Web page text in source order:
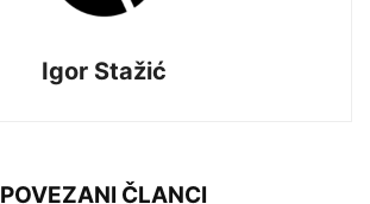
Igor Stažić
POVEZANI ČLANCI